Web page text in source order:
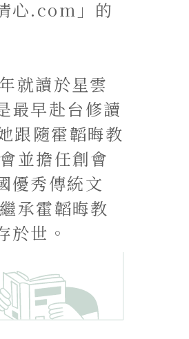
心.com」的
就讀於星雲
最早赴台修讀
跟隨霍韜晦教
並擔任創會
優秀傳統文
承霍韜晦教
於世。